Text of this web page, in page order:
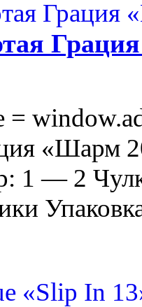
=
«Шарм
1 — 2